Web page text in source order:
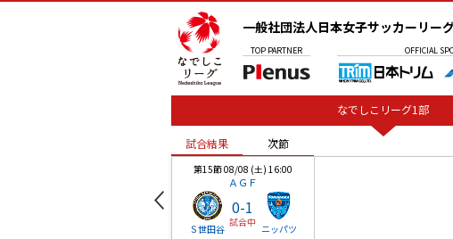
一般社団法人日本女子サッカーリー
TOP PARTNER OFFICIAL
なでしこリーグ1部
試合結果 次節
第15節 08/08 (土) 16:00
ＡＧＦ
Ｓ世田谷
0-1
試合中
ニッパツ